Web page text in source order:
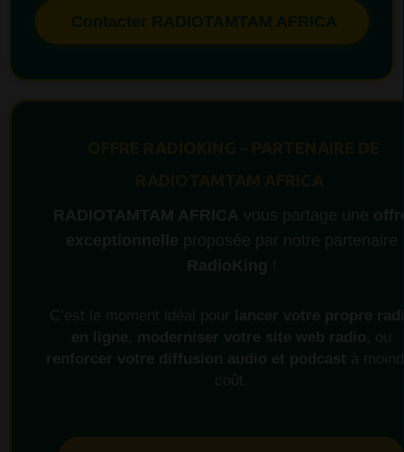
Contacter RADIOTAMTAM AFRICA
RADIOTAMTAM AFRICA vous partage une
exceptionnelle proposée par notre partenaire
RadioKing !
C’est le moment idéal pour
lancer votre propre
en ligne, moderniser votre site web radio, ou
renforcer votre diffusion audio et podcast à
coût.